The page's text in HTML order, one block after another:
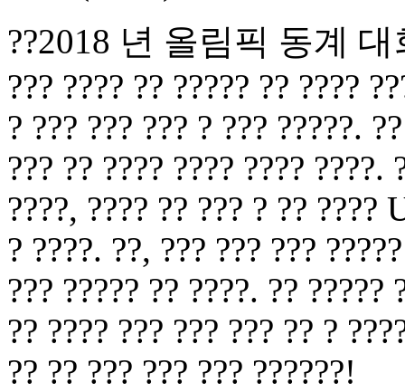
??2018 년 올림픽 동계 대
??? ???? ?? ????? ?? ????
? ??? ??? ??? ? ??? ?????.
??? ?? ???? ???? ???? ????.
????, ???? ?? ??? ? ?? ????
? ????. ??, ??? ??? ???
??? ????? ?? ????. ??
?? ???? ??? ??? ??? ?? ?
?? ?? ??? ??? ??? ??????!